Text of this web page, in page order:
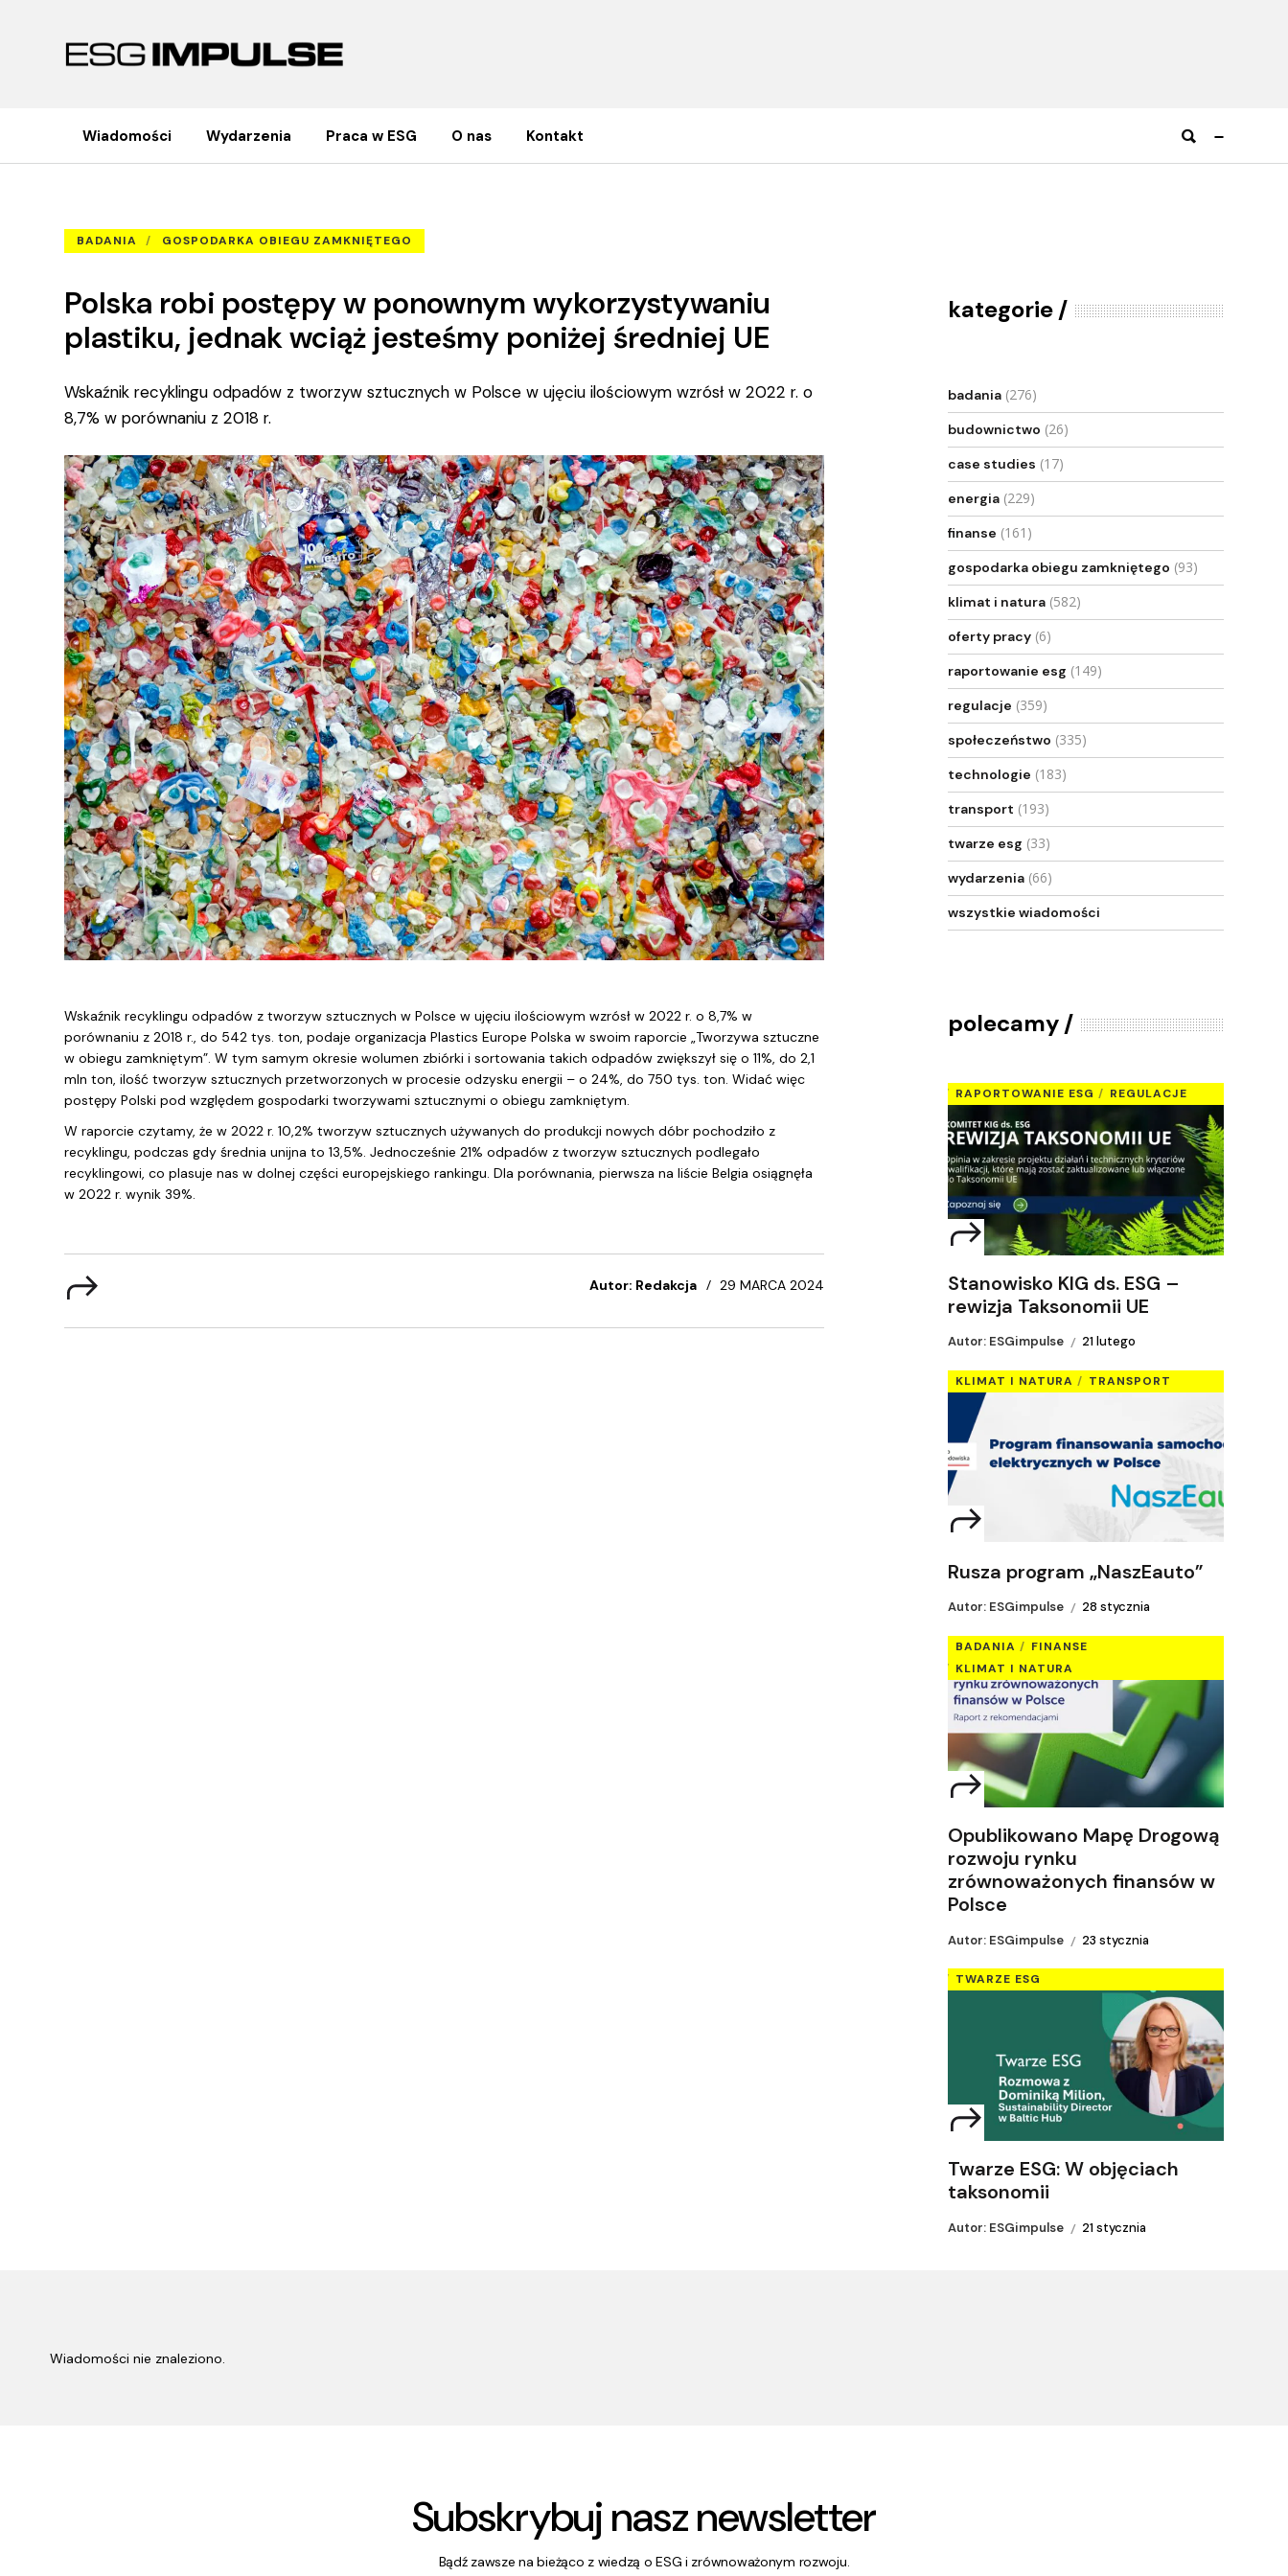
Wiadomości Wydarzenia Praca w ESG O nas Kontakt
BADANIA GOSPODARKA OBIEGU ZAMKNIĘTEGO
Polska robi postępy w ponownym wykorzystywaniu
plastiku, jednak wciąż jesteśmy poniżej średniej UE
Wskaźnik recyklingu odpadów z tworzyw sztucznych w Polsce w ujęciu ilościowym wzrósł w 2022 r. o
8,7% w porównaniu z 2018 r.
Wskaźnik recyklingu odpadów z tworzyw sztucznych w Polsce w ujęciu ilościowym wzrósł w 2022 r. o 8,7% w
porównaniu z 2018 r., do 542 tys. ton, podaje organizacja Plastics Europe Polska w swoim raporcie „Tworzywa sztuczne
w obiegu zamkniętym”. W tym samym okresie wolumen zbiórki i sortowania takich odpadów zwiększył się o 11%, do 2,1
mln ton, ilość tworzyw sztucznych przetworzonych w procesie odzysku energii – o 24%, do 750 tys. ton. Widać więc
postępy Polski pod względem gospodarki tworzywami sztucznymi o obiegu zamkniętym.
W raporcie czytamy, że w 2022 r. 10,2% tworzyw sztucznych używanych do produkcji nowych dóbr pochodziło z
recyklingu, podczas gdy średnia unijna to 13,5%. Jednocześnie 21% odpadów z tworzyw sztucznych podlegało
recyklingowi, co plasuje nas w dolnej części europejskiego rankingu. Dla porównania, pierwsza na liście Belgia osiągnęła
w 2022 r. wynik 39%.
Autor: Redakcja 29 MARCA 2024
kategorie
badania (276)
budownictwo (26)
case studies (17)
energia (229)
finanse (161)
gospodarka obiegu zamkniętego (93)
klimat i natura (582)
oferty pracy (6)
raportowanie esg (149)
regulacje (359)
społeczeństwo (335)
technologie (183)
transport (193)
twarze esg (33)
wydarzenia (66)
wszystkie wiadomości
polecamy
RAPORTOWANIE ESG REGULACJE
Stanowisko KIG ds. ESG –
rewizja Taksonomii UE
Autor: ESGimpulse 21 lutego
KLIMAT I NATURA TRANSPORT
Rusza program „NaszEauto”
Autor: ESGimpulse 28 stycznia
BADANIA
FINANSE
KLIMAT I NATURA
Opublikowano Mapę Drogową
rozwoju rynku
zrównoważonych finansów w
Polsce
Autor: ESGimpulse 23 stycznia
TWARZE ESG
Twarze ESG: W objęciach
taksonomii
Autor: ESGimpulse 21 stycznia
Wiadomości nie znaleziono.
Subskrybuj nasz newsletter
Bądź zawsze na bieżąco z wiedzą o ESG i zrównoważonym rozwoju.